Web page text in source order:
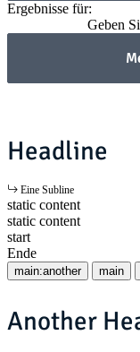
Ergebnisse für:
Geben
Headline
Eine Subline
static content
static content
start
Ende
main:another main
Another